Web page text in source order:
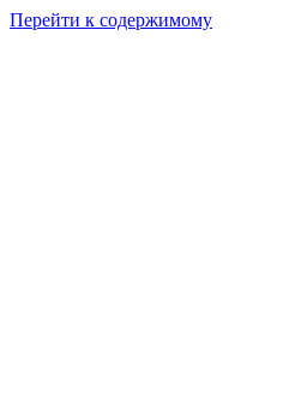
Перейти к содержимому